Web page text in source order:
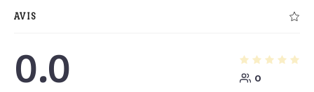
AVIS
0.0 0